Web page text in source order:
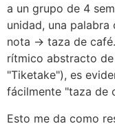
a un grupo de 4
unidad, una
nota -> taza de
rítmico abstracto
"Tiketake"), es
fácilmente "taza de
Esto me da como